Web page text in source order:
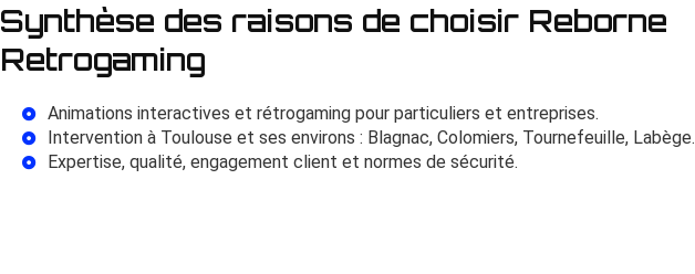
Synthèse des raisons de choisir Reborne
Retrogaming
Animations interactives et rétrogaming pour particuliers et entreprises.
Intervention à Toulouse et ses environs : Blagnac, Colomiers, Tournefeuille, Labège.
Expertise, qualité, engagement client et normes de sécurité.